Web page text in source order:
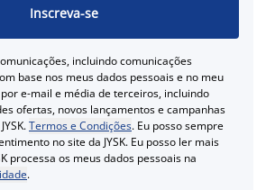
Inscreva-se
incluindo comunicações
base nos meus dados pessoais e no meu
e-mail e média de terceiros, incluindo
ofertas, novos lançamentos e campanhas
Termos e Condições. Eu posso sempre
no site da JYSK. Eu posso ler mais
processa os meus dados pessoais na
.